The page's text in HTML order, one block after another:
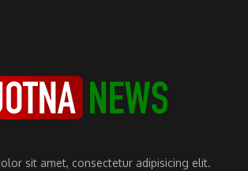
sit amet, consectetur adipisicing elit.